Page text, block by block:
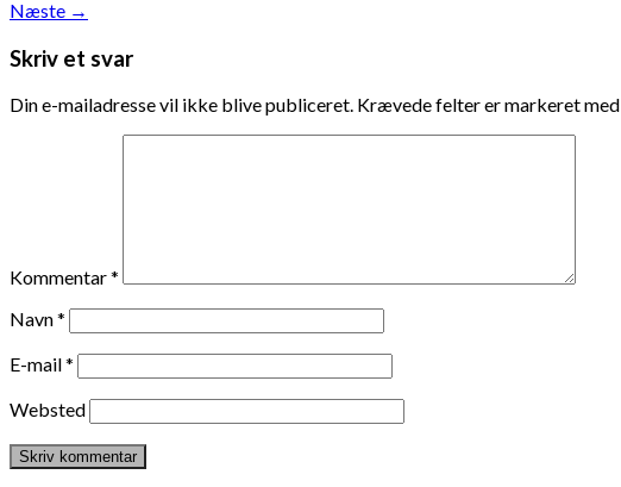
Næste →
Skriv et svar
Din e-mailadresse vil ikke blive publiceret. Krævede felter er markeret med
Kommentar*
Navn*
E-mail*
Websted